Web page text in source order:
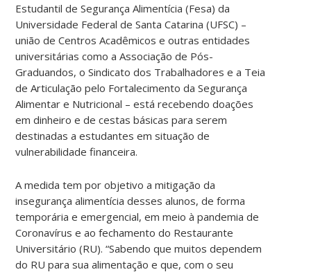
Estudantil de Segurança Alimentícia (Fesa) da
Universidade Federal de Santa Catarina (UFSC) –
união de Centros Acadêmicos e outras entidades
universitárias como a Associação de Pós-
Graduandos, o Sindicato dos Trabalhadores e a Teia
de Articulação pelo Fortalecimento da Segurança
Alimentar e Nutricional – está recebendo doações
em dinheiro e de cestas básicas para serem
destinadas a estudantes em situação de
vulnerabilidade financeira.
A medida tem por objetivo a mitigação da
insegurança alimentícia desses alunos, de forma
temporária e emergencial, em meio à pandemia de
Coronavírus e ao fechamento do Restaurante
Universitário (RU). “Sabendo que muitos dependem
do RU para sua alimentação e que, com o seu